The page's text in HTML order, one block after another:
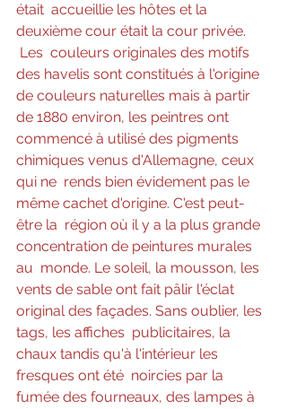
était  accueillie les hôtes et la
deuxième cour était la cour privée.
Les  couleurs originales des motifs
des havelis sont constitués à l'origine
de couleurs naturelles mais à partir
de 1880 environ, les peintres ont
commencé à utilisé des pigments
chimiques venus d'Allemagne, ceux
qui ne  rends bien évidement pas le
même cachet d'origine. C'est peut-
être la  région où il y a la plus grande
concentration de peintures murales
au  monde. Le soleil, la mousson, les
vents de sable ont fait pâlir l'éclat
original des façades. Sans oublier, les
tags, les affiches  publicitaires, la
chaux tandis qu'à l'intérieur les
fresques ont été  noircies par la
fumée des fourneaux, des lampes à